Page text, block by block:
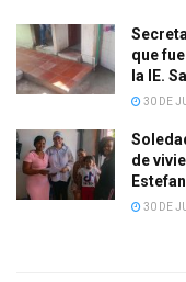
que
la IE.
30 DE
de
30 DE